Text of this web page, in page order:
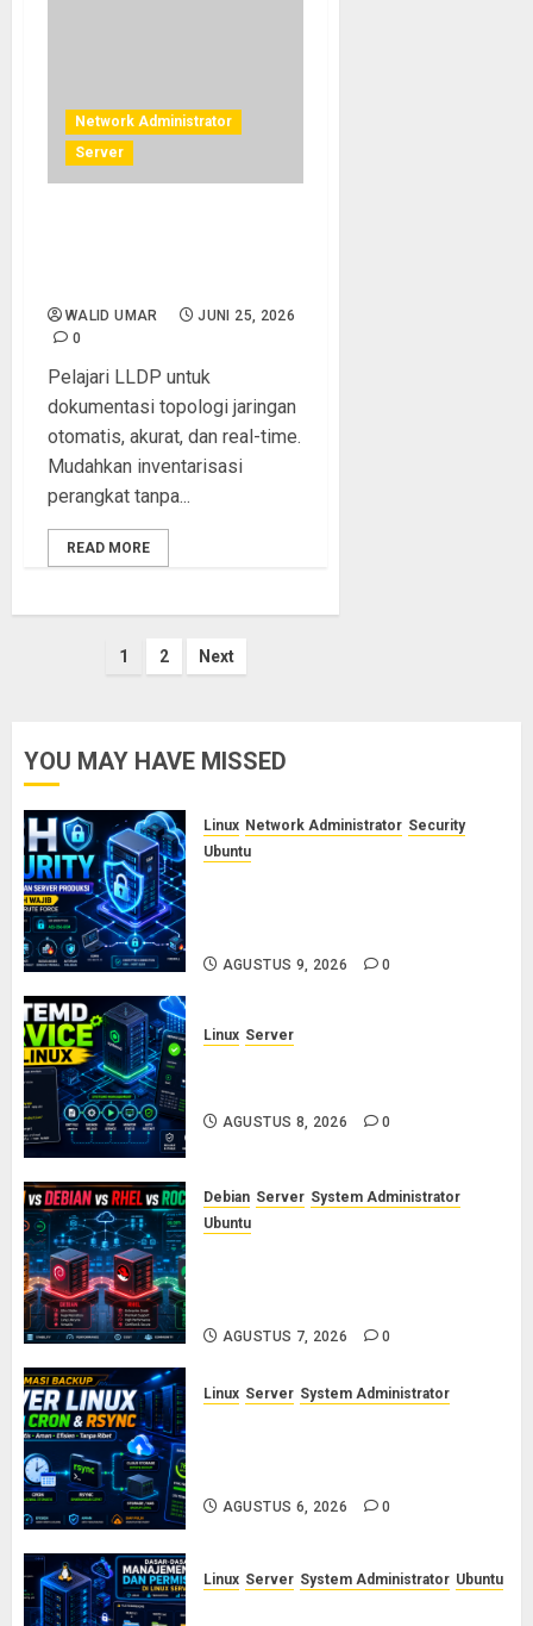
Network Administrator
Server
WALID UMAR
JUNI 25, 2026
0
Pelajari LLDP untuk
dokumentasi topologi jaringan
otomatis, akurat, dan real-time.
Mudahkan inventarisasi
perangkat tanpa...
READ MORE
Paginasi
1 2 Next
YOU MAY HAVE MISSED
Linux Network Administrator Security
Ubuntu
AGUSTUS 9, 2026 0
Linux Server
AGUSTUS 8, 2026 0
Debian Server System Administrator
Ubuntu
AGUSTUS 7, 2026 0
Linux Server System Administrator
AGUSTUS 6, 2026 0
Linux Server System Administrator Ubuntu